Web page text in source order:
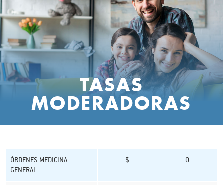
TASAS
MODERADORAS
ÓRDENES MEDICINA
GENERAL
$ 0